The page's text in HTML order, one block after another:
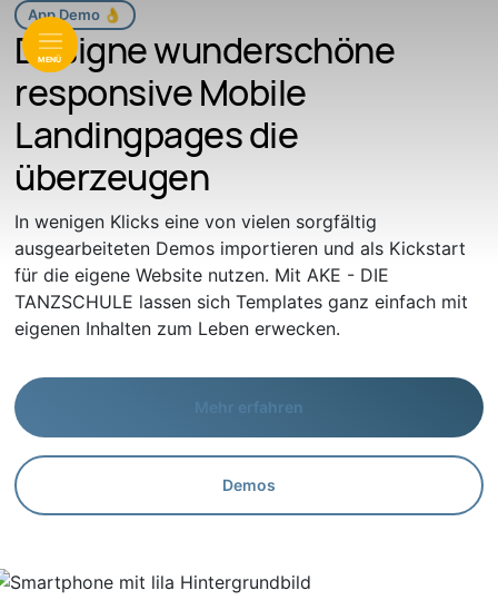
MENÜ
App Demo 👌
Designe wunderschöne
responsive Mobile
Landingpages die
überzeugen
In wenigen Klicks eine von vielen sorgfältig
ausgearbeiteten Demos importieren und als Kickstart
für die eigene Website nutzen. Mit AKE - DIE
TANZSCHULE lassen sich Templates ganz einfach mit
eigenen Inhalten zum Leben erwecken.
Mehr erfahren
Demos